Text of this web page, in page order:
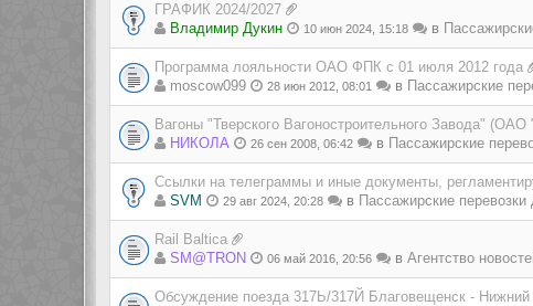
ГРАФИК 2024/2027
Владимир Дукин 10 июн 2024, 15:18 в
Программа лояльности ОАО ФПК с 01 июля 2012 года
moscow099 28 июн 2012, 08:01 в Пассажирские
Вагоны "Тверского Вагоностроительного Завода"
НИКОЛА 26 сен 2008, 06:42 в Пассажирские
Ссылки на телеграммы и иные документы,
SVM 29 авг 2024, 20:28 в Пассажирские
Rail Baltica
SM@TRON 06 май 2016, 20:56 в Агентство
Обсуждение поезда 317Ь/317Й Благовещенск - Нижний